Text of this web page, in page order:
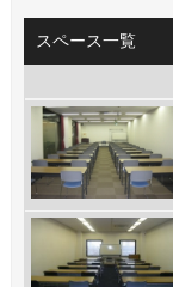
スペース一覧